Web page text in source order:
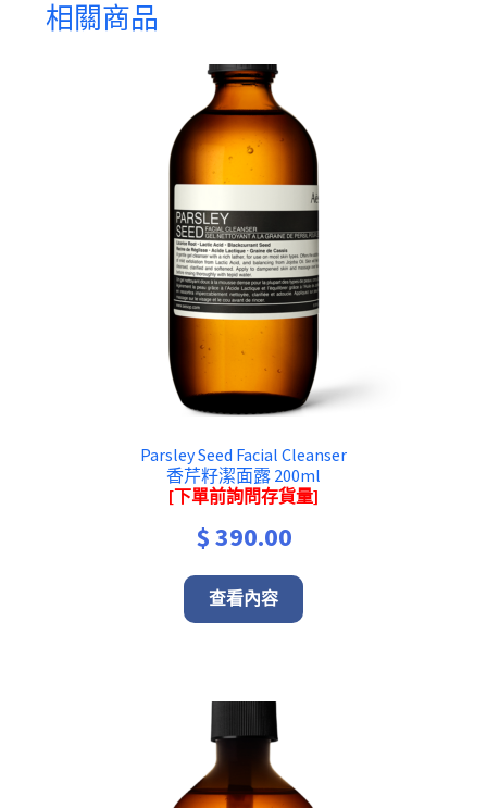
相關商品
Parsley Seed Facial Cleanser
香芹籽潔面露 200ml
[下單前詢問存貨量]
$390.00
查看內容